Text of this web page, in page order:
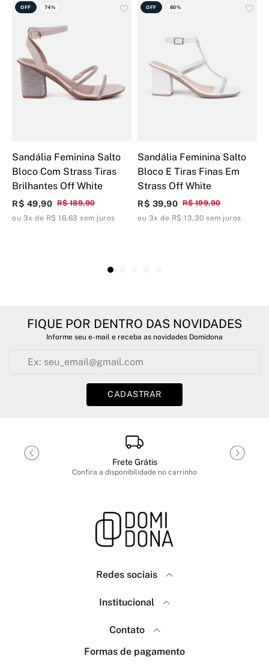
OFF 74%
Sandália Feminina Salto
Bloco Com Strass Tiras
Brilhantes Off White
R$ 189,90
R$ 49,90
ou 3x de R$ 16,63 sem juros
OFF 80%
Sandália Feminina Salto
Bloco E Tiras Finas Em
Strass Off White
R$ 199,90
R$ 39,90
ou 3x de R$ 13,30 sem juros
FIQUE POR DENTRO DAS NOVIDADES
Informe seu e-mail e receba as novidades Domidona
CADASTRAR
Frete Grátis
Confira a disponibilidade no carrinho
Redes sociais
Menina Fashion
Institucional
Política de Privacidade
Trocas e Devoluções
Contato
(18) 99767-7463
Formas de pagamento